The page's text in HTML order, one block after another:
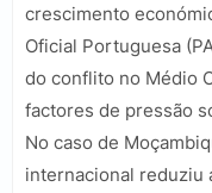
crescimento
Oficial Portuguesa
do conflito no Médio
factores de pressão
No caso de
internacional reduziu